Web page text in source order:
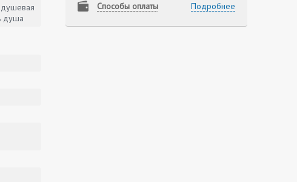
душа
Способы оплаты
Подробнее